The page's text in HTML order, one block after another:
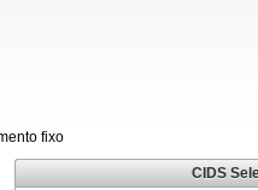
fixo
CIDS